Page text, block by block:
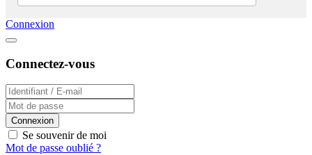
Connexion
Connectez-vous
Connexion
Se souvenir de moi
Mot de passe oublié ?